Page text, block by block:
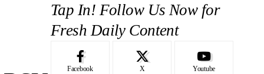
Tap In! Follow Us Now for
Fresh Daily Content
Facebook X Youtube